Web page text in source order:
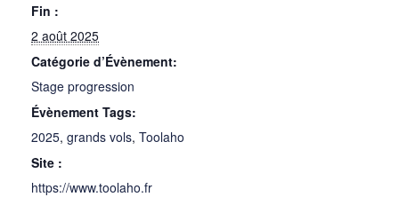
Fin :
2 août 2025
Catégorie d’Évènement:
Stage progression
Évènement Tags:
2025, grands vols, Toolaho
Site :
https://www.toolaho.fr